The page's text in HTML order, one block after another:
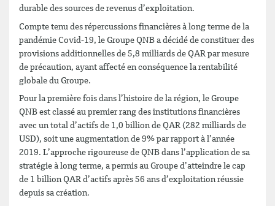
durable des sources de revenus d’exploitation.
Compte tenu des répercussions financières à long terme de la
pandémie Covid-19, le Groupe QNB a décidé de constituer des
provisions additionnelles de 5,8 milliards de QAR par mesure
de précaution, ayant affecté en conséquence la rentabilité
globale du Groupe.
Pour la première fois dans l’histoire de la région, le Groupe
QNB est classé au premier rang des institutions financières
avec un total d’actifs de 1,0 billion de QAR (282 milliards de
USD), soit une augmentation de 9% par rapport à l’année
2019. L’approche rigoureuse de QNB dans l’application de sa
stratégie à long terme, a permis au Groupe d’atteindre le cap
de 1 billion QAR d’actifs après 56 ans d’exploitation réussie
depuis sa création.